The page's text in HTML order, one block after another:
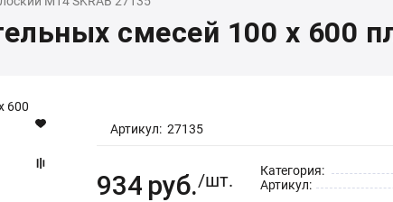
смесей 100 х 600
Артикул: 27135
934 руб./шт. Категория:
Артикул: